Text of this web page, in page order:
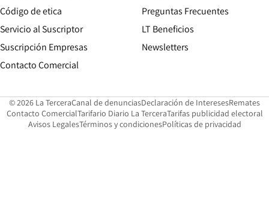
Código de etica Opens in new window
Servicio al Suscriptor
Suscripción Empresas
Contacto Comercial
Preguntas Frecuentes
LT Beneficios
Newsletters
© 2026 La TerceraCanal de denunciasOpens in new window
Declaración de InteresesOpens in
Remates
Contacto ComercialOpens in new window
Tarifario Diario La TerceraOpens in new window
Tarifas publicidad electoral
Avisos LegalesOpens in new window
Términos y condicionesPolíticas de privacidad